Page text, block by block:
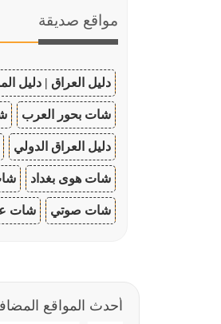
مواقع صديقة
دليل العراق | دليل
شات بحور العرب
دليل العراق الدولي
شات هوى بغداد
شات صوتي شات
أحدث المواقع